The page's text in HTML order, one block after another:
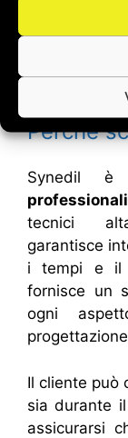
moderno,
grado di
di relax e
convivono in
Perché
Synedil
tecnici
garantisce
i tempi e il
fornisce un
ogni
Il cliente può
sia durante
assicurarsi